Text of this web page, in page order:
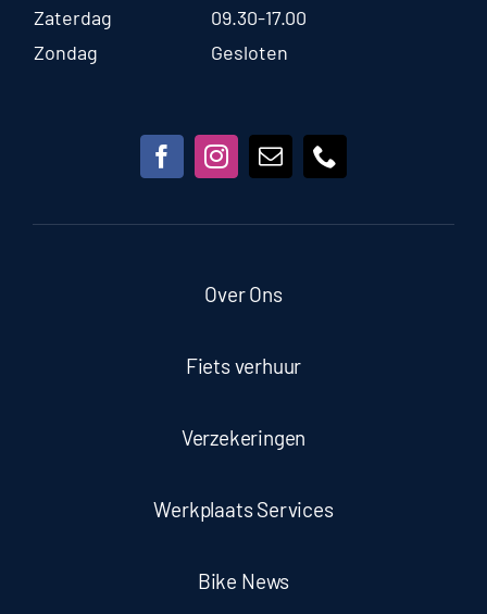
Zaterdag
09.30-17.00
Zondag
Gesloten
Over Ons
Fiets verhuur
Verzekeringen
Werkplaats Services
Bike News